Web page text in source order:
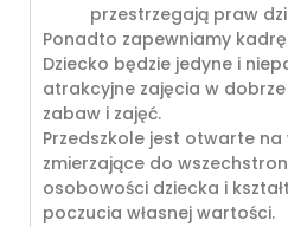
przestrzegają praw
Ponadto zapewniamy
Dziecko będzie jedyne i
atrakcyjne zajęcia w
zabaw i zajęć.
Przedszkole jest otwarte na
zmierzające do
osobowości dziecka i
poczucia własnej wartości.